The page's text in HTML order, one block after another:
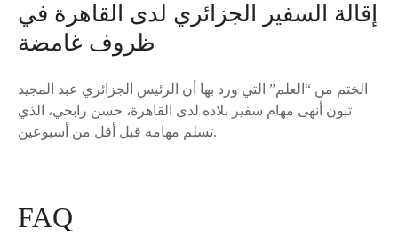
إقالة السفير الجزائري لدى القاهرة في
ظروف غامضة
الختم من “العلم” التي ورد بها أن الرئيس الجزائري عبد المجيد
تبون أنهى مهام سفير بلاده لدى القاهرة، حسن رابحي، الذي
تسلم مهامه قبل أقل من أسبوعين.
FAQ